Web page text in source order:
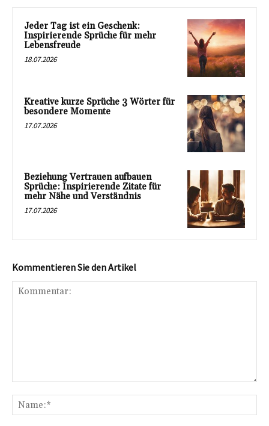
Jeder Tag ist ein Geschenk:
Inspirierende Sprüche für mehr
Lebensfreude
18.07.2026
Kreative kurze Sprüche 3 Wörter für
besondere Momente
17.07.2026
Beziehung Vertrauen aufbauen
Sprüche: Inspirierende Zitate für
mehr Nähe und Verständnis
17.07.2026
Kommentieren Sie den Artikel